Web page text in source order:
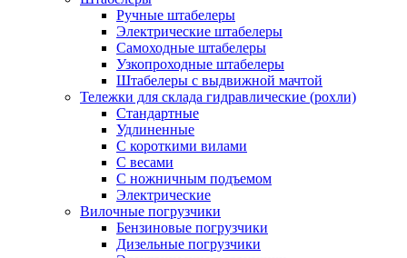
Ручные штабелеры
Электрические штабелеры
Самоходные штабелеры
Узкопроходные штабелеры
Штабелеры с выдвижной мачтой
Тележки для склада гидравлические (рохли)
Стандартные
Удлиненные
С короткими вилами
С весами
С ножничным подъемом
Электрические
Вилочные погрузчики
Бензиновые погрузчики
Дизельные погрузчики